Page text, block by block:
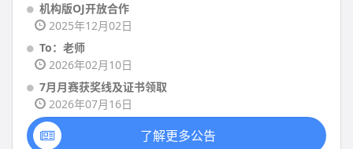
机构版OJ开放合作
2025年12月02日
To：老师
2026年02月10日
7月月赛获奖线及证书领取
2026年07月16日
了解更多公告